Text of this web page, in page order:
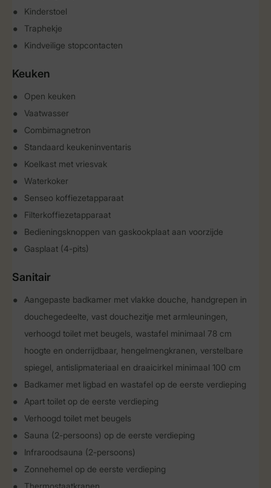
Kinderstoel
Traphekje
Kindveilige stopcontacten
Keuken
Open keuken
Vaatwasser
Combimagnetron
Standaard keukeninventaris
Koelkast met vriesvak
Waterkoker
Senseo koffiezetapparaat
Filterkoffiezetapparaat
Bedieningsknoppen van gaskookplaat aan voorzijde
Gasplaat (4-pits)
Sanitair
Aangepaste badkamer met vlakke douche, handgrepen in
douchegedeelte, vast douchezitje met armleuningen,
verhoogd toilet met beugels, wastafel minimaal 78 cm
hoogte en onderrijdbaar, hengelmengkranen, verstelbare
spiegel, antislipmateriaal en draaicirkel minimaal 100 cm
Badkamer met ligbad en wastafel op de eerste verdieping
Apart toilet op de eerste verdieping
Verhoogd toilet met beugels
Sauna (2-persoons) op de eerste verdieping
Infraroodsauna (2-persoons)
Zonnehemel op de eerste verdieping
Thermostaatkranen